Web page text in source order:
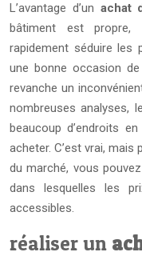
L’avantage d’un achat
bâtiment est propre,
rapidement séduire les
une bonne occasion de
revanche un
nombreuses analyses,
beaucoup d’endroits
acheter. C’est vrai,
du marché, vous
dans lesquelles les
accessibles.
réaliser un